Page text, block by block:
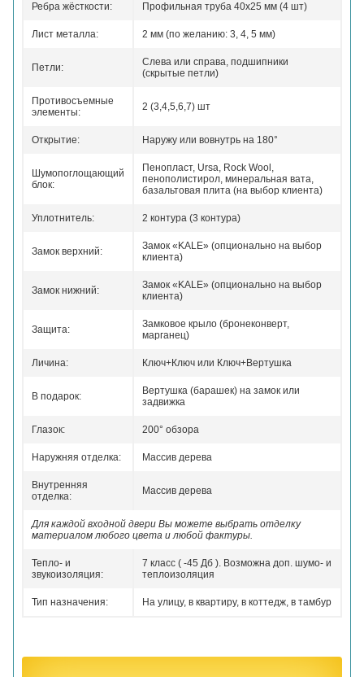
Ребра жёсткости: Профильная труба 40х25 мм (4 шт)
Лист металла: 2 мм (по желанию: 3, 4, 5 мм)
Петли:
Слева или справа, подшипники
(скрытые петли)
Противосъемные
элементы:
2 (3,4,5,6,7) шт
Открытие: Наружу или вовнутрь на 180°
Шумопоглощающий
блок:
Пенопласт, Ursa, Rock Wool,
пенополистирол, минеральная вата,
базальтовая плита (на выбор клиента)
Уплотнитель: 2 контура (3 контура)
Замок верхний:
Замок «KALE» (опционально на выбор
клиента)
Замок нижний:
Замок «KALE» (опционально на выбор
клиента)
Защита:
Замковое крыло (бронеконверт,
марганец)
Личина: Ключ+Ключ или Ключ+Вертушка
В подарок:
Вертушка (барашек) на замок или
задвижка
Глазок: 200° обзора
Наружняя отделка: Массив дерева
Внутренняя
отделка:
Массив дерева
Для каждой входной двери Вы можете выбрать отделку
материалом любого цвета и любой фактуры.
Тепло- и
звукоизоляция:
7 класс ( -45 Дб ). Возможна доп. шумо- и
теплоизоляция
Тип назначения: На улицу, в квартиру, в коттедж, в тамбур